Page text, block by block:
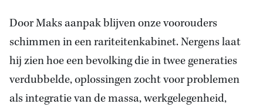
Door Maks aanpak blijven onze voorouders
schimmen in een rariteitenkabinet. Nergens laat
hij zien hoe een bevolking die in twee generaties
verdubbelde, oplossingen zocht voor problemen
als integratie van de massa, werkgelegenheid,